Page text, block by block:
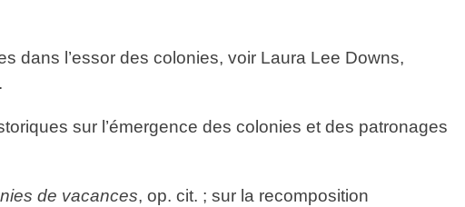
l’essor des colonies, voir Laura Lee Downs,
sur l’émergence des colonies et des patronages
de vacances, op. cit. ; sur la recomposition